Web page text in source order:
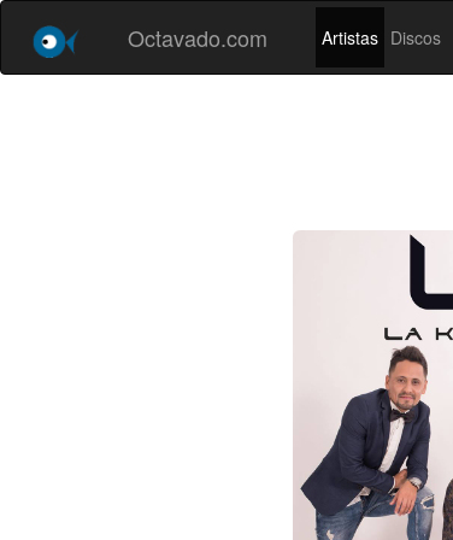
Octavado.com Artistas Discos